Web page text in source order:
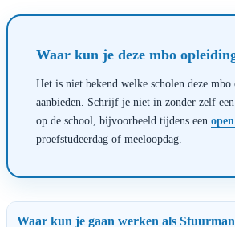
Waar kun je deze mbo
Het is niet bekend welke scholen deze
aanbieden. Schrijf je niet in zonder zelf
op de school, bijvoorbeeld tijdens een
proefstudeerdag of meeloopdag.
Waar kun je gaan werken als